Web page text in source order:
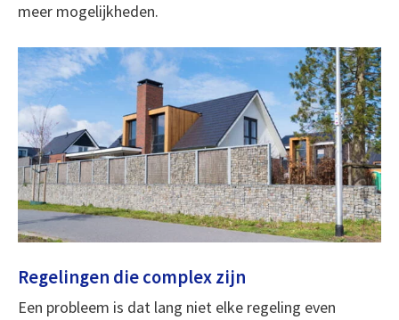
meer mogelijkheden.
Regelingen die complex zijn
Een probleem is dat lang niet elke regeling even